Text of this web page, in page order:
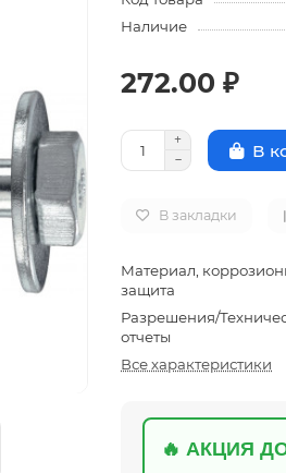
Наличие
272.00 ₽
В
В закладки
Материал,
защита
Разрешения/
отчеты
Все характеристики
🔥 АКЦИЯ